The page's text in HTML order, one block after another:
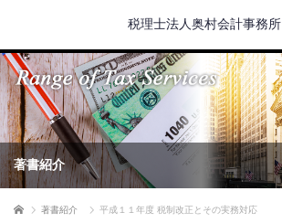
税理士法人奥村会計事務所
著書紹介
ホーム 著書紹介 平成１１年度 税制改正とその実務対応